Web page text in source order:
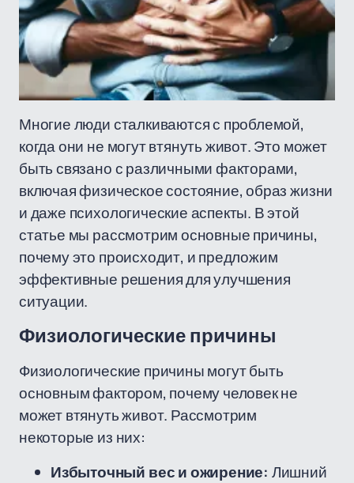
Многие люди сталкиваются с проблемой,
когда они не могут втянуть живот. Это может
быть связано с различными факторами,
включая физическое состояние, образ жизни
и даже психологические аспекты. В этой
статье мы рассмотрим основные причины,
почему это происходит, и предложим
эффективные решения для улучшения
ситуации.
Физиологические причины
Физиологические причины могут быть
основным фактором, почему человек не
может втянуть живот. Рассмотрим
некоторые из них:
Избыточный вес и ожирение: Лишний